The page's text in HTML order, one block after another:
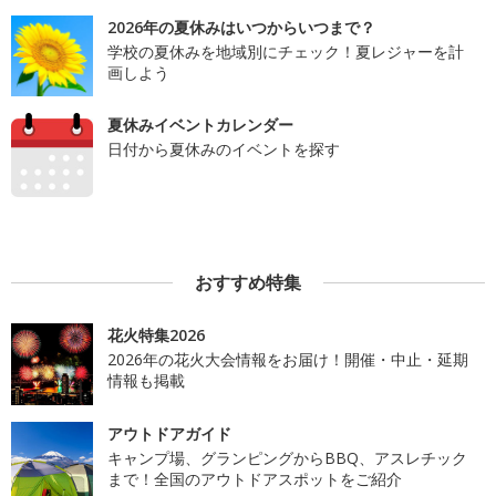
2026年の夏休みはいつからいつまで？
学校の夏休みを地域別にチェック！夏レジャーを計
画しよう
夏休みイベントカレンダー
日付から夏休みのイベントを探す
おすすめ特集
花火特集2026
2026年の花火大会情報をお届け！開催・中止・延期
情報も掲載
アウトドアガイド
キャンプ場、グランピングからBBQ、アスレチック
まで！全国のアウトドアスポットをご紹介